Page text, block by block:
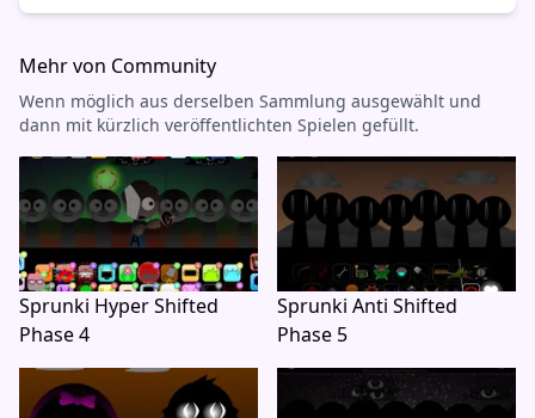
Mehr von Community
Wenn möglich aus derselben Sammlung ausgewählt und
dann mit kürzlich veröffentlichten Spielen gefüllt.
Sprunki Hyper Shifted
Phase 4
Sprunki Anti Shifted
Phase 5